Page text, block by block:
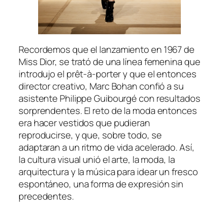
Recordemos que el lanzamiento en 1967 de
Miss Dior, se trató de una línea femenina que
introdujo el prêt-à-porter y que el entonces
director creativo, Marc Bohan confió a su
asistente Philippe Guibourgé con resultados
sorprendentes. El reto de la moda entonces
era hacer vestidos que pudieran
reproducirse, y que, sobre todo, se
adaptaran a un ritmo de vida acelerado. Así,
la cultura visual unió el arte, la moda, la
arquitectura y la música para idear un fresco
espontáneo, una forma de expresión sin
precedentes.